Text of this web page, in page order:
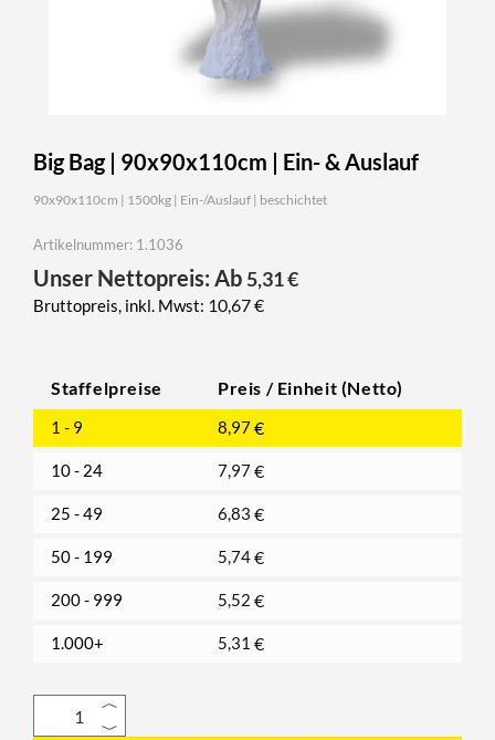
Big Bag | 90x90x110cm | Ein- & Auslauf
90x90x110cm | 1500kg | Ein-/Auslauf | beschichtet
Artikelnummer: 1.1036
Unser Nettopreis: Ab 5,31€
Bruttopreis, inkl. Mwst: 10,67€
Staffelpreise Preis / Einheit (Netto)
1 - 9 8,97€
10 - 24 7,97€
25 - 49 6,83 €
50 - 199 5,74€
200 - 999 5,52 €
1.000+ 5,31 €